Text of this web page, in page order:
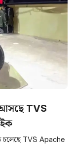
আসছে TVS
চলেছে TVS Apache